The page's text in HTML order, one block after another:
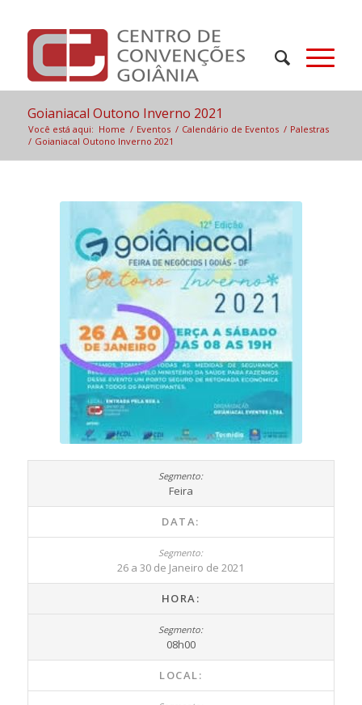
Goianiacal Outono Inverno 2021
Você está aqui: Home / Eventos / Calendário de Eventos / Palestras
/ Goianiacal Outono Inverno 2021
Feira
DATA:
26 a 30 de Janeiro de 2021
HORA:
08h00
LOCAL: